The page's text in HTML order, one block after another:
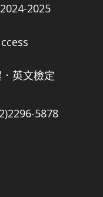
2025
英文檢定
5878